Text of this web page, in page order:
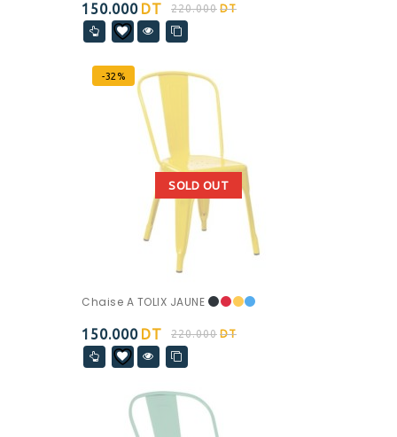
220.000 DT
150.000 DT
SOLD OUT
-32%
Chaise A TOLIX JAUNE
220.000 DT
150.000 DT